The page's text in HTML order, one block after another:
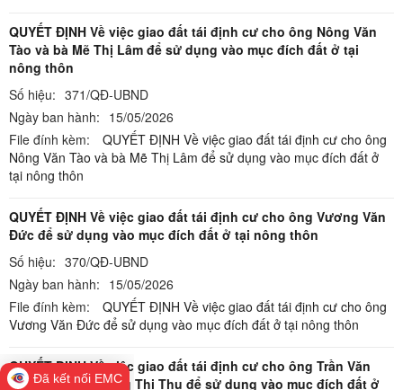
QUYẾT ĐỊNH Về việc giao đất tái định cư cho ông Nông Văn
Tào và bà Mẽ Thị Lâm để sử dụng vào mục đích đất ở tại
nông thôn
Số hiệu: 371/QĐ-UBND
Ngày ban hành: 15/05/2026
File đính kèm:
QUYẾT ĐỊNH Về việc giao đất tái định cư cho ông
Nông Văn Tào và bà Mẽ Thị Lâm để sử dụng vào mục đích đất ở
tại nông thôn
QUYẾT ĐỊNH Về việc giao đất tái định cư cho ông Vương Văn
Đức để sử dụng vào mục đích đất ở tại nông thôn
Số hiệu: 370/QĐ-UBND
Ngày ban hành: 15/05/2026
File đính kèm:
QUYẾT ĐỊNH Về việc giao đất tái định cư cho ông
Vương Văn Đức để sử dụng vào mục đích đất ở tại nông thôn
QUYẾT ĐỊNH Về việc giao đất tái định cư cho ông Trần Văn
Quảng và bà Hoàng Thị Thu để sử dụng vào mục đích đất ở
Đã kết nối EMC